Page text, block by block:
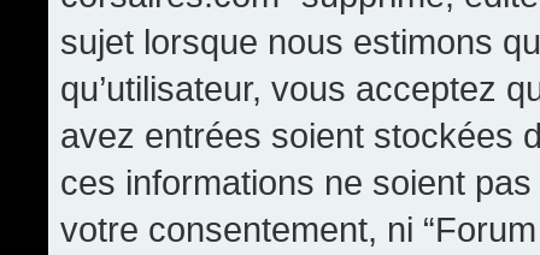
sujet lorsque nous estimons
qu’utilisateur, vous acceptez
avez entrées soient stockées
ces informations ne soient
votre consentement, ni